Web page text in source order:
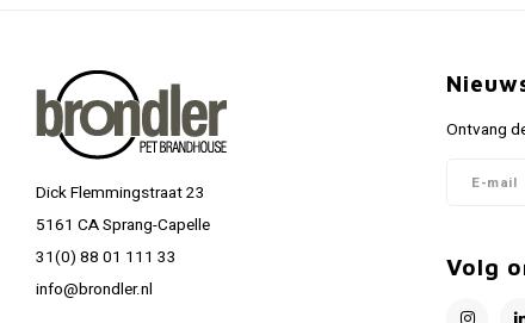
Dick Flemmingstraat 23
5161 CA Sprang-Capelle
31(0) 88 01 111 33
info@brondler.nl
Ontvang
Volg